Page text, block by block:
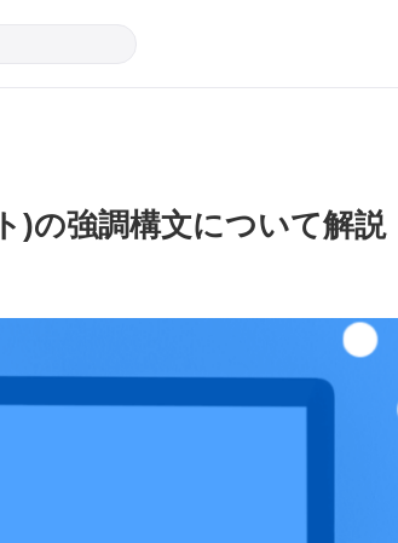
の強調構文について解説